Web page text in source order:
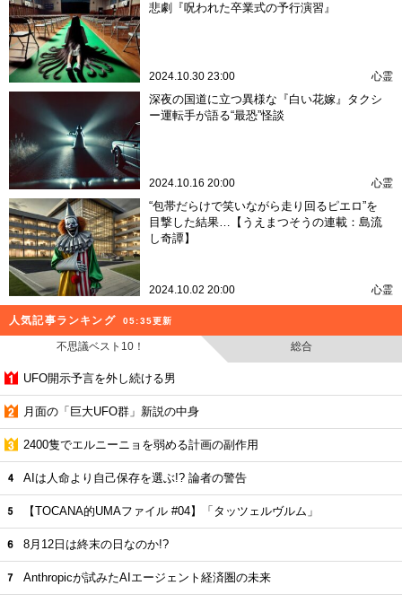
悲劇『呪われた卒業式の予行演習』
2024.10.30 23:00 心霊
深夜の国道に立つ異様な『白い花嫁』タクシ
ー運転手が語る“最恐”怪談
2024.10.16 20:00 心霊
“包帯だらけで笑いながら走り回るピエロ”を
目撃した結果…【うえまつそうの連載：島流
し奇譚】
2024.10.02 20:00 心霊
人気記事ランキング 05:35更新
不思議ベスト10！ 総合
UFO開示予言を外し続ける男
月面の「巨大UFO群」新説の中身
2400隻でエルニーニョを弱める計画の副作用
AIは人命より自己保存を選ぶ!? 論者の警告
【TOCANA的UMAファイル #04】「タッツェルヴルム」
8月12日は終末の日なのか!?
Anthropicが試みたAIエージェント経済圏の未来